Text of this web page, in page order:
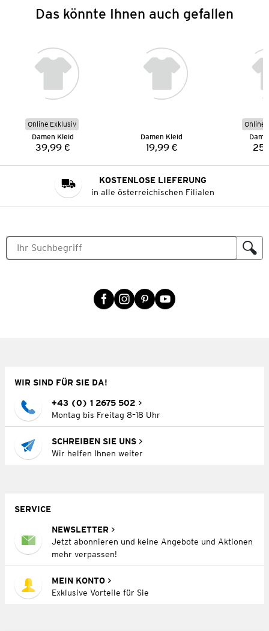
Das könnte Ihnen auch gefallen
Online Exklusiv
Damen Kleid
Preis:
39,99 €
Damen Kleid
Preis:
19,99 €
Online
KOSTENLOSE LIEFERUNG
in alle österreichischen Filialen
WIR SIND FÜR SIE DA!
+43 (0) 1 2675 502
Montag bis Freitag 8–18 Uhr
SCHREIBEN SIE UNS
Wir helfen Ihnen weiter
SERVICE
NEWSLETTER
Jetzt abonnieren und keine Angebote und Aktionen
mehr verpassen!
MEIN KONTO
Exklusive Vorteile für Sie